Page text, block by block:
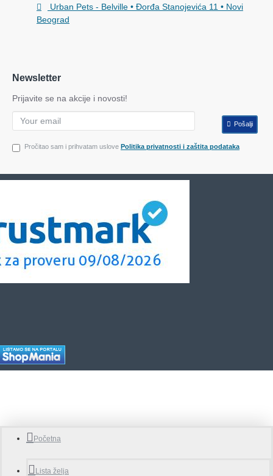
Urban Pets - Belville • Đorđa Stanojevića 11 • Novi
Beograd
Newsletter
Prijavite se na akcije i novosti!
Pošalji
Pročitao sam i prihvatam uslove Politika privatnosti i zaštita podataka
Početna
Lista želja